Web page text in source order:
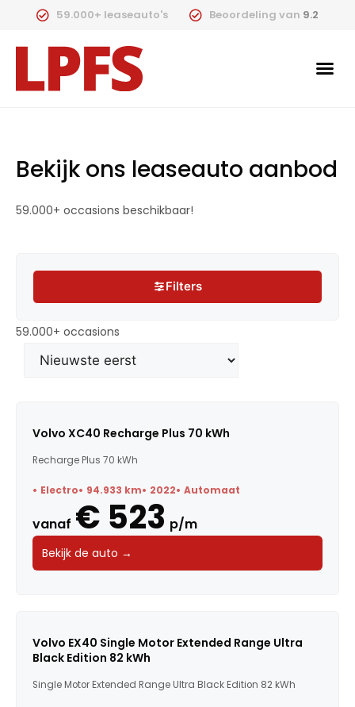
59.000+ leaseauto's Beoordeling van 9.2
Bekijk ons leaseauto aanbod
59.000+ occasions beschikbaar!
Filters
59.000+ occasions
Merk
Trefwoorden
Maandbedrag
Kilometerstand
Vermogen
59.000+ occasions
Volvo XC40 Recharge Plus 70 kWh
Recharge Plus 70 kWh
Electro 94.933 km 2022 Automaat
vanaf € 523 p/m
Bekijk de auto →
Volvo EX40 Single Motor Extended Range Ultra
Black Edition 82 kWh
Single Motor Extended Range Ultra Black Edition 82 kWh